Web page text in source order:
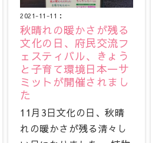
2021-11-11：
秋晴れの暖かさが残る
文化の日、府民交流フ
ェスティバル、きょう
と子育て環境日本一サ
ミットが開催されまし
た
11月3日文化の日、秋晴
れの暖かさが残る清々し